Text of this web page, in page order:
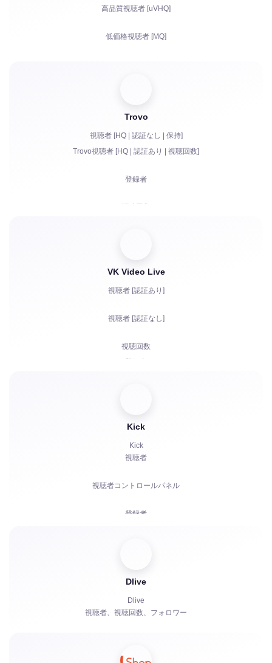
高品質視聴者 [uVHQ]
低価格視聴者 [MQ]
Bits | 有料サブスクリプション | Primes
チャットボット
チャットでのライブコミュニケーション
苦情
Trovo
視聴者 [HQ | 認証なし | 保持]
Trovo視聴者 [HQ | 認証あり | 視聴回数]
登録者
VK Video Live
視聴者 [認証あり]
視聴者 [認証なし]
視聴回数
Kick
Kick
視聴者
視聴者コントロールパネル
登録者
チャットボット
Dlive
Dlive
視聴者、視聴回数、フォロワー